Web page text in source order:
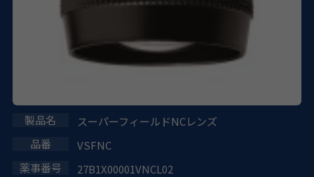
スーパーフィールドNCレンズ
VSFNC
27B1X00001VNCL02